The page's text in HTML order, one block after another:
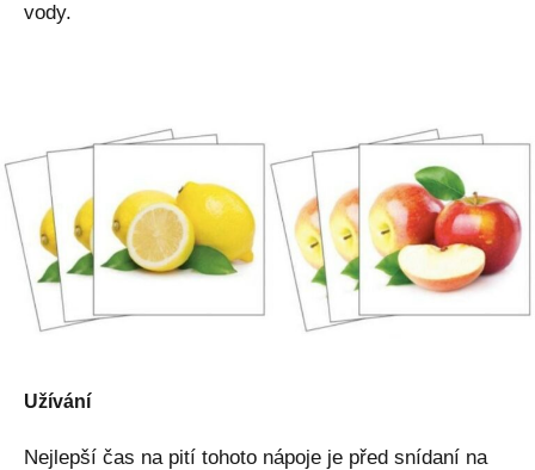
vody.
Užívání
Nejlepší čas na pití tohoto nápoje je před snídaní na